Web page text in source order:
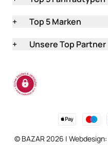
+
Top 5 Marken
+
Unsere Top Partner
© BAZAR 2026 | Webdesign: